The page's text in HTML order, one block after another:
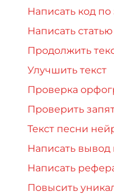
Написать код по
Написать статью
Продолжить
Улучшить текст
Проверка
Проверить
Текст песни
Написать вывод
Написать
Повысить